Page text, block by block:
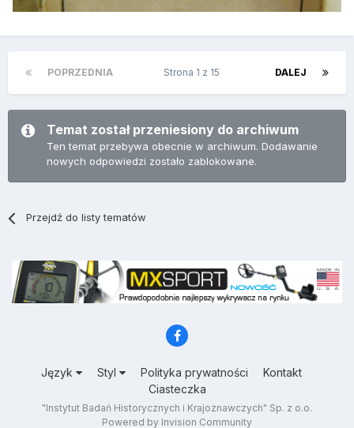
POPRZEDNIA DALEJ
Strona 1 z 15
Temat został przeniesiony do archiwum
Ten temat przebywa obecnie w archiwum. Dodawanie
nowych odpowiedzi zostało zablokowane.
Przejdź do listy tematów
Język Styl Polityka prywatności
Kontakt
Ciasteczka
"Instytut Badań Historycznych i Krajoznawczych" Sp. z o.o.
Powered by Invision Community